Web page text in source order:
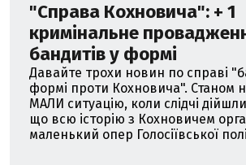
"Справа Кохновича": + 1
кримінальне
бандитів у формі
Давайте трохи новин по справі
формі проти Кохновича". Станом
МАЛИ ситуацію, коли слідчі
що всю історію з Кохновичем
маленький опер Голосіївської